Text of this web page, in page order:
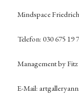
Mindspace
Telefon: 030 675
Management by
E-Mail: